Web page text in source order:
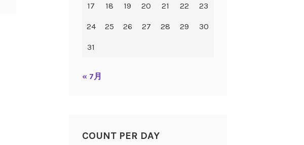
17 18 19 20 21 22 23
24 25 26 27 28 29 30
31
« 7月
COUNT PER DAY